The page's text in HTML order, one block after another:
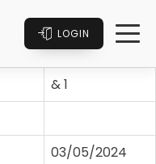
LOGIN
& 1
03/05/2024